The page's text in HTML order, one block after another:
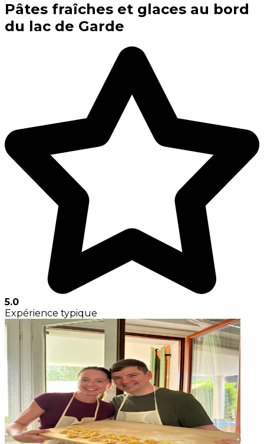
Pâtes fraîches et glaces au bord
du lac de Garde
5.0
Expérience typique